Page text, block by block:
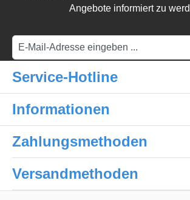
Angebote informiert zu
Service-Hotline
Informationen
Zahlungsmethoden
Versandmethoden